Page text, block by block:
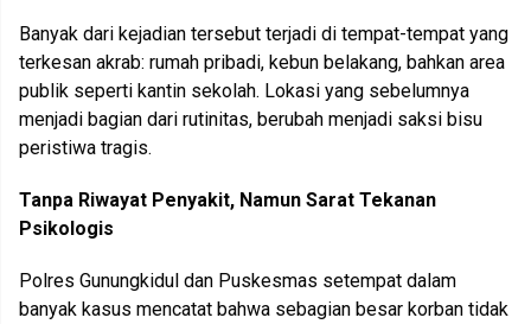
Banyak dari kejadian tersebut terjadi di tempat-tempat yang
terkesan akrab: rumah pribadi, kebun belakang, bahkan area
publik seperti kantin sekolah. Lokasi yang sebelumnya
menjadi bagian dari rutinitas, berubah menjadi saksi bisu
peristiwa tragis.
Tanpa Riwayat Penyakit, Namun Sarat Tekanan
Psikologis
Polres Gunungkidul dan Puskesmas setempat dalam
banyak kasus mencatat bahwa sebagian besar korban tidak